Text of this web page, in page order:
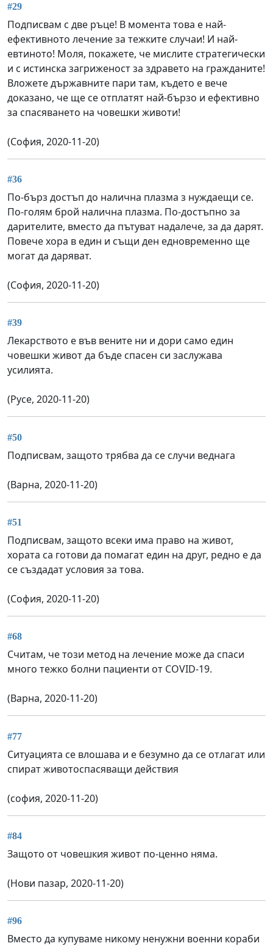
#29
Подписвам с две ръце! В момента това е най-
ефективното лечение за тежките случаи! И най-
евтиното! Моля, покажете, че мислите стратегически
и с истинска загриженост за здравето на гражданите!
Вложете държавните пари там, където е вече
доказано, че ще се отплатят най-бързо и ефективно
за спасяването на човешки животи!
(София, 2020-11-20)
#36
По-бърз достъп до налична плазма з нуждаещи се.
По-голям брой налична плазма. По-достъпно за
дарителите, вместо да пътуват надалече, за да дарят.
Повече хора в един и същи ден едновременно ще
могат да даряват.
(София, 2020-11-20)
#39
Лекарството е във вените ни и дори само един
човешки живот да бъде спасен си заслужава
усилията.
(Русе, 2020-11-20)
#50
Подписвам, защото трябва да се случи веднага
(Варна, 2020-11-20)
#51
Подписвам, защото всеки има право на живот,
хората са готови да помагат един на друг, редно е да
се създадат условия за това.
(София, 2020-11-20)
#68
Считам, че този метод на лечение може да спаси
много тежко болни пациенти от COVID-19.
(Варна, 2020-11-20)
#77
Ситуацията се влошава и е безумно да се отлагат или
спират животоспасяващи действия
(софия, 2020-11-20)
#84
Защото от човешкия живот по-ценно няма.
(Нови пазар, 2020-11-20)
#96
Вместо да купуваме никому ненужни военни кораби